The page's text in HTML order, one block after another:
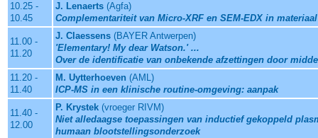
10.25 -
10.45
J. Lenaerts (Agfa)
Complementariteit van Micro-XRF en SEM-EDX in
11.00 -
11.20
J. Claessens (BAYER Antwerpen)
'Elementary! My dear Watson.' ...
Over de identificatie van onbekende afzettingen door
11.20 -
11.40
M. Uytterhoeven (AML)
ICP-MS in een klinische routine-omgeving: aanpak
11.40 -
12.00
P. Krystek (vroeger RIVM)
Niet alledaagse toepassingen van inductief gekoppeld
humaan blootstellingsonderzoek